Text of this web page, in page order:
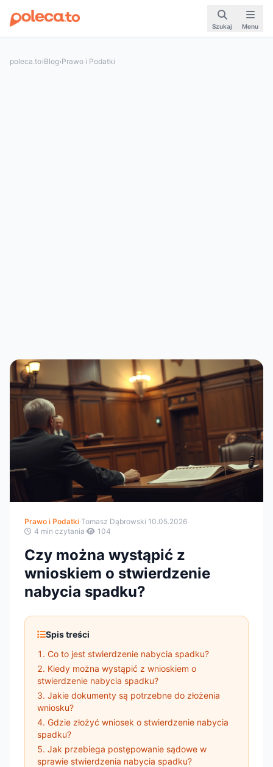
Szukaj Menu
poleca.to›Blog›Prawo i Podatki
Prawo i Podatki·Tomasz Dąbrowski·10.05.2026·
4 min czytania· 104
Czy można wystąpić z
wnioskiem o stwierdzenie
nabycia spadku?
Spis treści
Co to jest stwierdzenie nabycia spadku?
Kiedy można wystąpić z wnioskiem o
stwierdzenie nabycia spadku?
Jakie dokumenty są potrzebne do złożenia
wniosku?
Gdzie złożyć wniosek o stwierdzenie nabycia
spadku?
Jak przebiega postępowanie sądowe w
sprawie stwierdzenia nabycia spadku?